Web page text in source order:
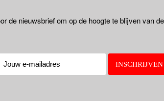
de nieuwsbrief om op de hoogte te blijven van